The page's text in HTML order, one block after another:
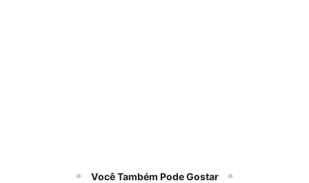
Você Também Pode Gostar